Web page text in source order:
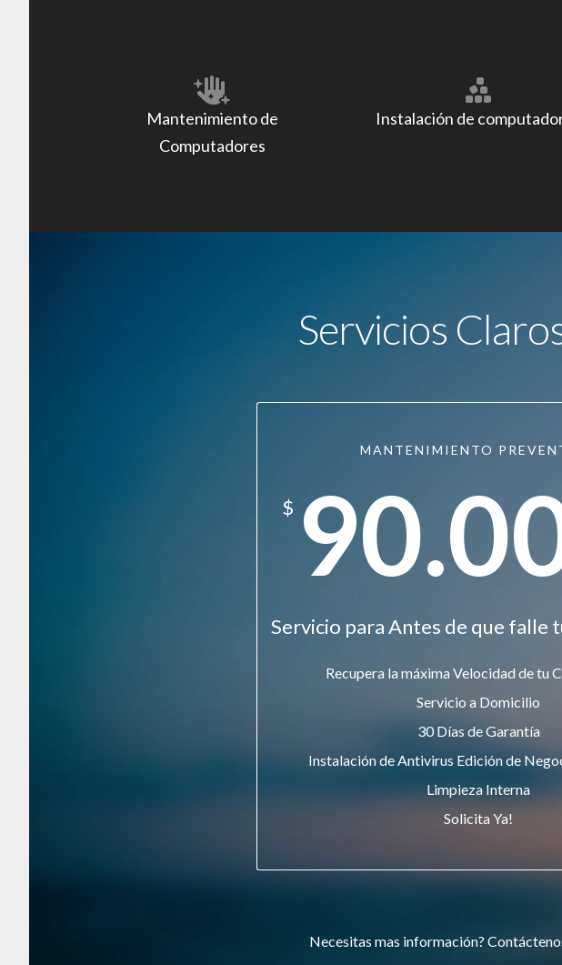
Mantenimiento de
Computadores
Instalación de
Servicios
MANTENIMIENTO
$
Servicio para Antes de que falle
Recupera la máxima Velocidad de tu
Servicio a Domicilio
30 Días de Garantía
Instalación de Antivirus Edición de
Limpieza Interna
Solicita Ya!
Necesitas mas información?